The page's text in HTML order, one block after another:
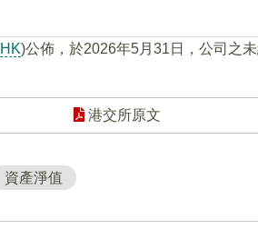
)公佈，於2026年5月31日，公司之
港交所原文
資產淨值